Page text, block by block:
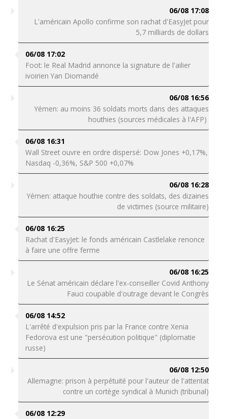
06/08 17:08
L'américain Apollo confirme son rachat d'EasyJet pour
5,7 milliards de dollars
06/08 17:02
Foot: le Real Madrid annonce la signature de l'ailier
ivoirien Yan Diomandé
06/08 16:56
Yémen: au moins 36 soldats morts dans des attaques
houthies (sources médicales à l'AFP)
06/08 16:31
Wall Street ouvre en ordre dispersé: Dow Jones +0,17%,
Nasdaq -0,36%, S&P 500 +0,07%
06/08 16:28
Yémen: attaque houthie contre des soldats, des dizaines
de victimes (source militaire)
06/08 16:25
Rachat d'EasyJet: le fonds américain Castlelake renonce
à faire une offre ferme
06/08 16:25
Le Sénat américain déclare l'ex-conseiller Covid Anthony
Fauci coupable d'outrage devant le Congrès
06/08 14:52
L'arrêté d'expulsion pris par la France contre Xenia
Fedorova est une "persécution politique" (diplomatie
russe)
06/08 12:50
Allemagne: prison à perpétuité pour l'auteur de l'attentat
contre un cortège syndical à Munich (tribunal)
06/08 12:29